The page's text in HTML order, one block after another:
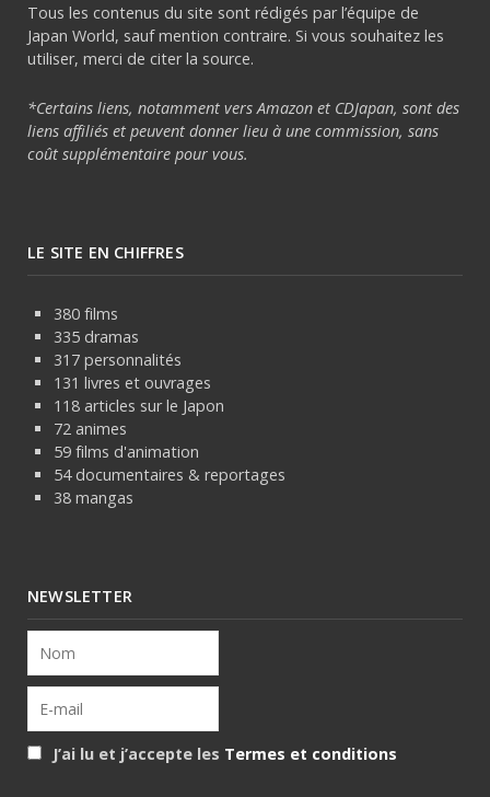
Tous les contenus du site sont rédigés par l’équipe de
Japan World, sauf mention contraire. Si vous souhaitez les
utiliser, merci de citer la source.
*Certains liens, notamment vers Amazon et CDJapan, sont des
liens affiliés et peuvent donner lieu à une commission, sans
coût supplémentaire pour vous.
LE SITE EN CHIFFRES
380 films
335 dramas
317 personnalités
131 livres et ouvrages
118 articles sur le Japon
72 animes
59 films d'animation
54 documentaires & reportages
38 mangas
NEWSLETTER
J’ai lu et j’accepte les Termes et conditions